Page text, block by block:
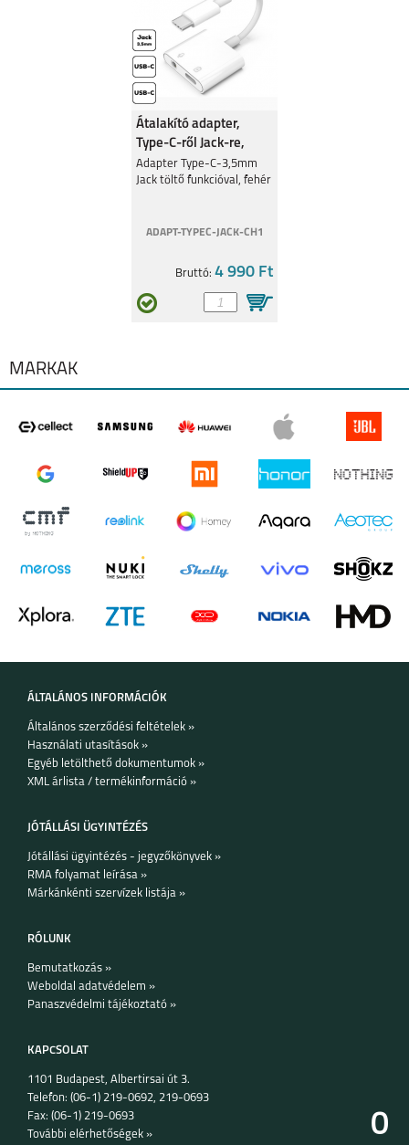
Átalakító adapter,
Type-C-ről Jack-re,
Fehér
Adapter Type-C-3,5mm
Jack töltő funkcióval, fehér
ADAPT-TYPEC-JACK-CH1
Bruttó: 4 990 Ft
MÁRKÁK
ÁLTALÁNOS INFORMÁCIÓK
Általános szerződési feltételek »
Használati utasítások »
Egyéb letölthető dokumentumok »
XML árlista / termékinformáció »
JÓTÁLLÁSI ÜGYINTÉZÉS
Jótállási ügyintézés - jegyzőkönyvek »
RMA folyamat leírása »
Márkánkénti szervízek listája »
RÓLUNK
Bemutatkozás »
Weboldal adatvédelem »
Panaszvédelmi tájékoztató »
KAPCSOLAT
1101 Budapest, Albertirsai út 3.
Telefon: (06-1) 219-0692, 219-0693
Fax: (06-1) 219-0693
További elérhetőségek »
0